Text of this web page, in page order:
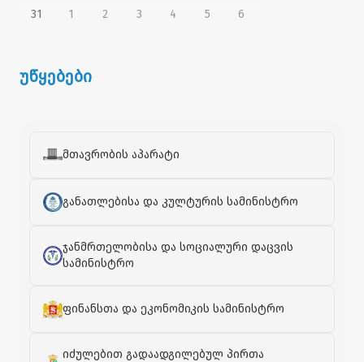
31
1 2 3 4 5 6
უწყებები
მთავრობის აპარატი
განათლებისა და კულტურის სამინისტრო
ჯანმრთელობისა და სოციალური დაცვის
სამინისტრო
ფინანსთა და ეკონომიკის სამინისტრო
იძულებით გადაადგილებულ პირთა